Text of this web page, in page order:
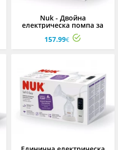
Nuk - Двойна
електрическа помпа за
кърма Perfect Match Soft &
Easy
157.99€